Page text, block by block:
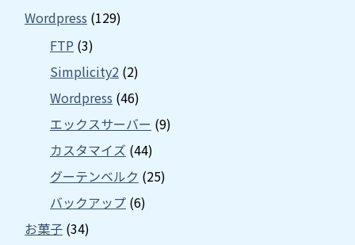
Wordpress (129)
FTP (3)
Simplicity2 (2)
Wordpress (46)
エックスサーバー (9)
カスタマイズ (44)
グーテンベルク (25)
バックアップ (6)
お菓子 (34)